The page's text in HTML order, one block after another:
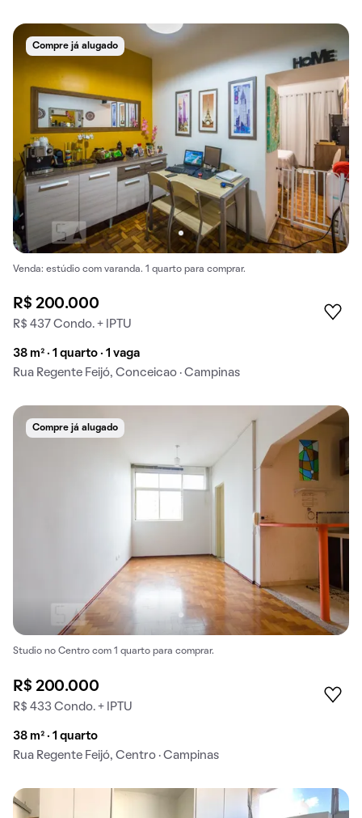
Compre já alugado
Venda: estúdio com varanda. 1 quarto para comprar.
R$ 200.000
R$ 437 Condo. + IPTU
38 m² · 1 quarto · 1 vaga
Rua Regente Feijó, Conceicao · Campinas
Compre já alugado
Studio no Centro com 1 quarto para comprar.
R$ 200.000
R$ 433 Condo. + IPTU
38 m² · 1 quarto
Rua Regente Feijó, Centro · Campinas